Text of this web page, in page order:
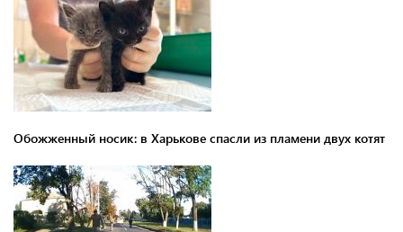
Обожженный носик: в Харькове спасли из пламени двух котят